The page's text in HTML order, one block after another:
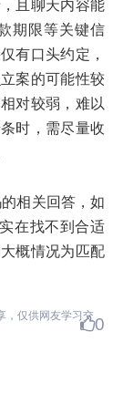
且聊天内容能
期限等关键信
有口头约定，
案的可能性较
对较弱，难以
时，需尽量收
相关回答，如
在找不到合适
概情况为匹配
，仅供网友学习交0